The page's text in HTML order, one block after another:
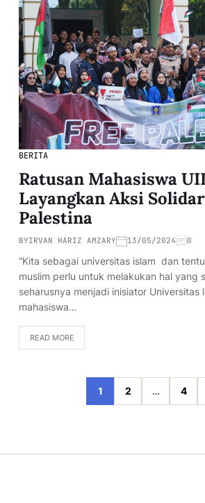
BERITA
Ratusan Mahasiswa UII
Layangkan Aksi
Palestina
BYIRVAN HARIZ AMZARY 13/05/2024 0
“Kita sebagai universitas islam dan
muslim perlu untuk melakukan hal yang
seharusnya menjadi inisiator Universitas
mahasiswa…
READ MORE
1 2 … 4